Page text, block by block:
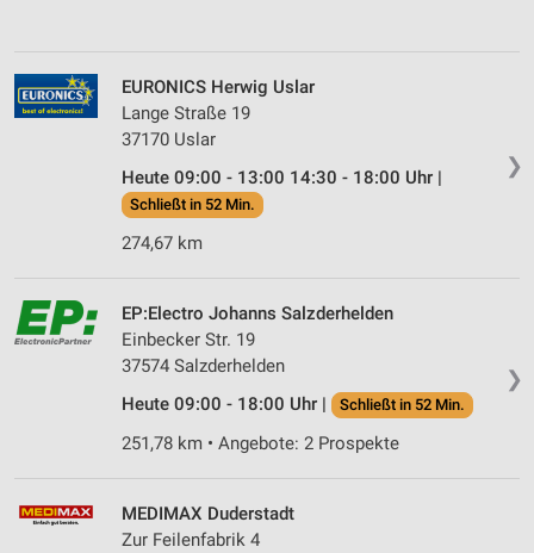
❯
EURONICS Herwig Uslar
Lange Straße 19
37170 Uslar
Heute 09:00 - 13:00 14:30 - 18:00 Uhr |
Schließt in 52 Min.
274,67 km
❯
EP:Electro Johanns Salzderhelden
Einbecker Str. 19
37574 Salzderhelden
Heute 09:00 - 18:00 Uhr |
Schließt in 52 Min.
251,78 km • Angebote: 2 Prospekte
MEDIMAX Duderstadt
Zur Feilenfabrik 4